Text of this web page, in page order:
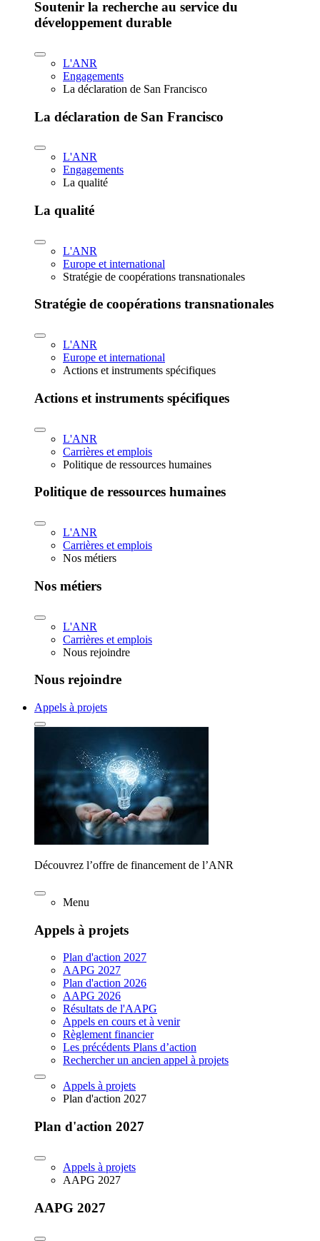
Soutenir la recherche au service du
développement durable
L'ANR
Engagements
La déclaration de San Francisco
La déclaration de San Francisco
L'ANR
Engagements
La qualité
La qualité
L'ANR
Europe et international
Stratégie de coopérations transnationales
Stratégie de coopérations transnationales
L'ANR
Europe et international
Actions et instruments spécifiques
Actions et instruments spécifiques
L'ANR
Carrières et emplois
Politique de ressources humaines
Politique de ressources humaines
L'ANR
Carrières et emplois
Nos métiers
Nos métiers
L'ANR
Carrières et emplois
Nous rejoindre
Nous rejoindre
Appels à projets
Découvrez l’offre de financement de l’ANR
Menu
Appels à projets
Plan d'action 2027
AAPG 2027
Plan d'action 2026
AAPG 2026
Résultats de l'AAPG
Appels en cours et à venir
Règlement financier
Les précédents Plans d’action
Rechercher un ancien appel à projets
Appels à projets
Plan d'action 2027
Plan d'action 2027
Appels à projets
AAPG 2027
AAPG 2027